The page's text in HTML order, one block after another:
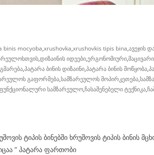
binis mocyoba,xrushovka,xrushovkis tipis bina,ავეჯის
,დიზაინის იდეები,ერგონომიური,მაცივარი
,პატარა ბინის დიზაინი,პატარა ბინის მოწყობა,
გაფორმება,სამზარეულოს მოპირკეთება,
სამზარეულო,ჩასაშენებელი ტექნიკა,
ტიპის ბინებში ხრუშოვის ტიპის ბინის
” პატარა ფართობი